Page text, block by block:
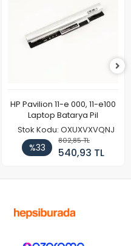
HP Pavilion 11-e 000, 11-e100
Laptop Batarya Pil
Stok Kodu: OXUXVXVQNJ
%33
802,85 TL
540,93 TL